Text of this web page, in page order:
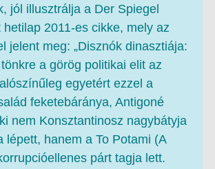
jól illusztrálja a Der Spiegel
hetilap 2011-es cikke, mely az
jelent meg: „Disznók dinasztiája:
a görög politikai elit az
egyetért ezzel a
feketebáránya, Antigoné
nem Konsztantinosz nagybátyja
lépett, hanem a To Potami (A
párt tagja lett.